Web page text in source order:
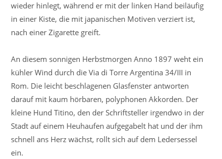
wieder hinlegt, während er mit der linken Hand beiläufig
in einer Kiste, die mit japanischen Motiven verziert ist,
nach einer Zigarette greift.
An diesem sonnigen Herbstmorgen Anno 1897 weht ein
kühler Wind durch die Via di Torre Argentina 34/III in
Rom. Die leicht beschlagenen Glasfenster antworten
darauf mit kaum hörbaren, polyphonen Akkorden. Der
kleine Hund Titino, den der Schriftsteller irgendwo in der
Stadt auf einem Heuhaufen aufgegabelt hat und der ihm
schnell ans Herz wächst, rollt sich auf dem Ledersessel
ein.